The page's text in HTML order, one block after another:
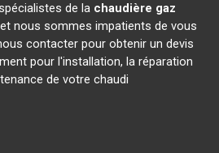
de la chaudière gaz
et nous sommes impatients de vous
contacter pour obtenir un devis
pour l'installation, la réparation
de votre chaudi